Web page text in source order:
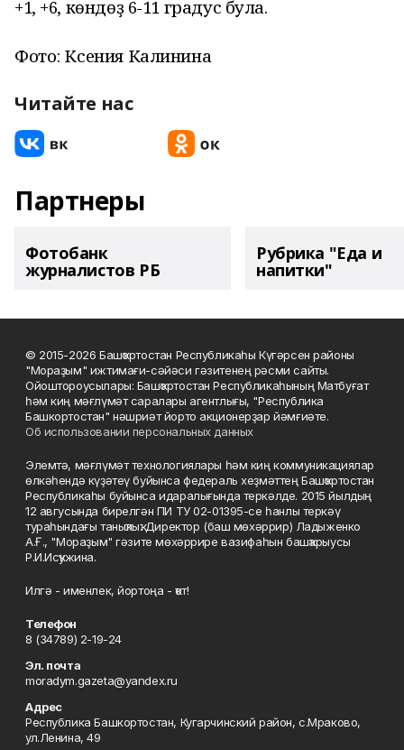
+1, +6, көндөҙ 6-11 градус була.
Фото: Ксения Калинина
Читайте нас
Партнеры
Фотобанк
журналистов РБ
Рубрика "Еда и
напитки"
© 2015-2026 Башҡортостан Республикаһы Күгәрсен районы
"Мораҙым" ижтимағи-сәйәси гәзитенең рәсми сайты.
Ойоштороусылары: Башҡортостан Республикаһының Матбуғат
һәм киң мәғлүмәт саралары агентлығы, "Республика
Башкортостан" нәшриәт йорто акционерҙар йәмғиәте.
Об использовании персональных данных
Элемтә, мәғлүмәт технологиялары һәм киң коммуникациялар
өлкәһендә күҙәтеү буйынса федераль хеҙмәттең Башҡортостан
Республикаһы буйынса идаралығында теркәлде. 2015 йылдың
12 авгусында бирелгән ПИ ТУ 02-01395-се һанлы теркәү
тураһындағы таныҡлыҡ. Директор (баш мөхәррир) Ладыженко
А.Ғ., "Мораҙым" гәзите мөхәррире вазифаһын башҡарыусы
Р.И.Исҡужина.
Илгә - именлек, йортоңа - ҡот!
Телефон
8 (34789) 2-19-24
Эл. почта
moradym.gazeta@yandex.ru
Адрес
Республика Башкортостан, Кугарчинский район, с.Мраково,
ул.Ленина, 49